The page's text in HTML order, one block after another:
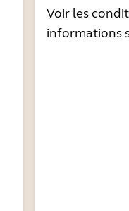
Voir les
informations